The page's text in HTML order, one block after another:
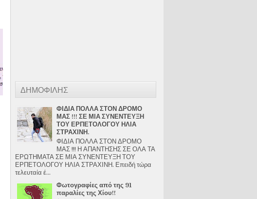
ΔΗΜΟΦΙΛΗΣ
ΦΙΔΙΑ ΠΟΛΛΑ ΣΤΟΝ ΔΡΟΜΟ
ΜΑΣ !!! ΣΕ ΜΙΑ ΣΥΝΕΝΤΕΥΞΗ
ΤΟΥ ΕΡΠΕΤΟΛΟΓΟΥ ΗΛΙΑ
ΣΤΡΑΧΙΝΗ.
ΦΙΔΙΑ ΠΟΛΛΑ ΣΤΟΝ ΔΡΟΜΟ
ΜΑΣ !!! Η ΑΠΑΝΤΗΣΗΣ ΣΕ ΟΛΑ ΤΑ
ΕΡΩΤΗΜΑΤΑ ΣΕ ΜΙΑ ΣΥΝΕΝΤΕΥΞΗ ΤΟΥ
ΕΡΠΕΤΟΛΟΓΟΥ ΗΛΙΑ ΣΤΡΑΧΙΝΗ. Επειδή τώρα
τελευταία έ...
Φωτογραφίες από της 91
παραλίες της Χίου!!